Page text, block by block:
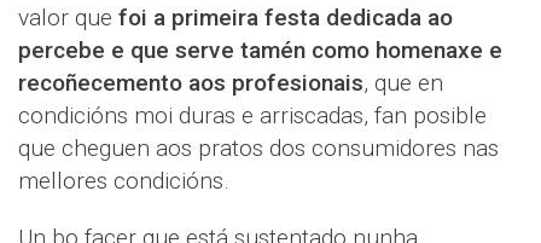
valor que foi a primeira festa dedicada ao
percebe e que serve tamén como homenaxe e
recoñecemento aos profesionais, que en
condicións moi duras e arriscadas, fan posible
que cheguen aos pratos dos consumidores nas
mellores condicións.
Un bo facer que está sustentado nunha